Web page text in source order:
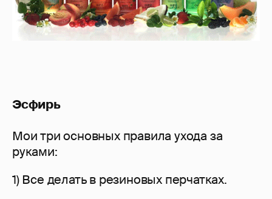
Эсфирь
Мои три основных правила ухода за
руками:
1) Все делать в резиновых перчатках.